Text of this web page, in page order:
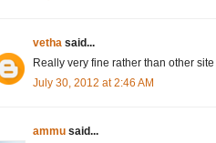
vetha said...
Really very fine rather than other
July 30, 2012 at 2:46 AM
ammu said...